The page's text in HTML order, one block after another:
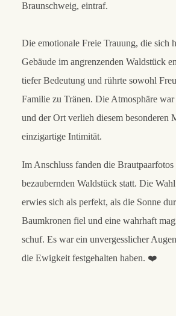
Braunschweig, eintraf.
Die emotionale Freie Trauung, die sich
Gebäude im angrenzenden Waldstück
tiefer Bedeutung und rührte sowohl
Familie zu Tränen. Die Atmosphäre
und der Ort verlieh diesem besonderen
einzigartige Intimität.
Im Anschluss fanden die
bezaubernden Waldstück statt. Die
erwies sich als perfekt, als die Sonne
Baumkronen fiel und eine wahrhaft
schuf. Es war ein unvergesslicher
die Ewigkeit festgehalten haben. ❤️